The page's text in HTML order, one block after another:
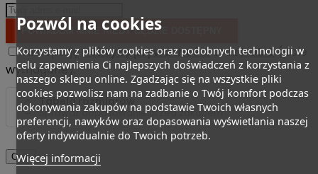
POWIADOM MNIE KIEDY BĘDZIE DOSTĘPNY
Akceptuję Politykę prywatnościoraz RODO(pole
wymagane).
Tabela rozmiarów
Sprawdź dopasowanie przed zakupem
Opis
Pozwól na cookies
Korzystamy z plików cookies oraz podobnych technologii w
celu zapewnienia Ci najlepszych doświadczeń z korzystania z
naszego sklepu online. Zgadzając się na wszystkie pliki
cookies pozwolisz nam na zadbanie o Twój komfort podczas
dokonywania zakupów na podstawie Twoich własnych
preferencji, nawyków oraz dopasowania wyświetlania naszej
oferty indywidualnie do Twoich potrzeb.
Więcej informacji